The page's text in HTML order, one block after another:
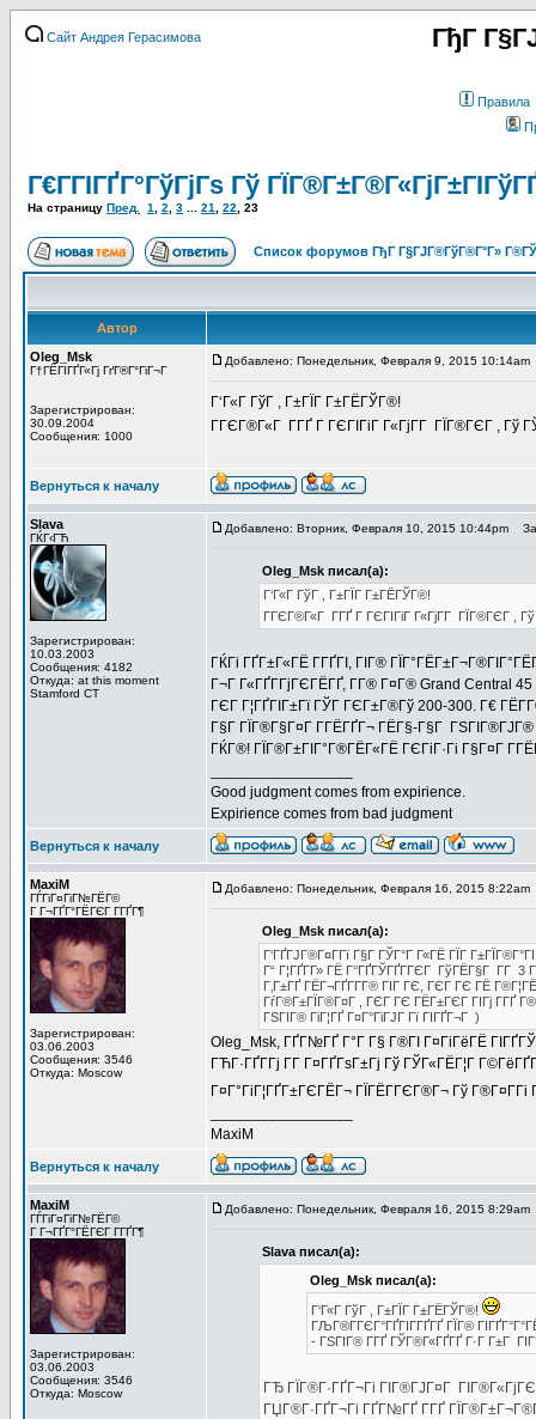
Сайт Андрея Герасимова ГђГ
Правила
Г€Г­ГІГҐГ°ГўГјГѕ Гў
На страницу Пред. 1 2 3 21 22 23
Список форумов ГђГ Г§ГЈГ®ГўГ®Г°Г»
Автор
Oleg_Msk
Г†ГЁГІГҐГ«Гј ГґГ®Г°ГіГ¬Г
Зарегистрирован:
30.09.2004
Сообщения: 1000
Добавлено: Понедельник, Февраля 9, 2015 10:14am
Г‘Г«Г ГўГ , Г±ГЇГ Г±ГЁГЎГ®!
ГГЄГ®Г«Г Г­ГҐ Г ГЄГІГіГ Г«ГјГ­Г ГЇГ®ГЄГ ,
Вернуться к началу
Slava
ГЌГ‹ГЋ
Зарегистрирован:
10.03.2003
Сообщения: 4182
Откуда: at this moment
Stamford CT
Добавлено: Вторник, Февраля 10, 2015 10:44pm
Oleg_Msk писал(а):
Г‘Г«Г ГўГ , Г±ГЇГ Г±ГЁГЎГ®!
ГГЄГ®Г«Г Г­ГҐ Г ГЄГІГіГ Г«ГјГ­Г ГЇГ®ГЄГ ,
ГЌГі ГҐГ±Г«ГЁ Г­ГҐГІ, ГІГ®
Г¬Г Г«ГҐГ­ГјГЄГЁГҐ, Г­Г® Г¤Г® Grand Central 45
ГЄГ Г¦ГҐГІГ±Гї ГЎГ ГЄГ±Г®Гў 200-300. Г€
Г§Г ГЇГ®Г§Г¤Г Г­ГЁГҐГ¬ ГЁГ§-Г§Г
ГЌГ®! ГЇГ®Г±ГІГ°Г®ГЁГ«ГЁ ГЄГіГ·Гі Г§Г¤Г
Good judgment comes from expirience.
Expirience comes from bad judgment
Вернуться к началу
MaxiM
ГЃГіГ¤ГіГ№ГЁГ©
Г Г¬ГҐГ°ГЁГЄГ Г­ГҐГ¶
Зарегистрирован:
03.06.2003
Сообщения: 3546
Откуда: Moscow
Добавлено: Понедельник, Февраля 16, 2015 8:22am
Oleg_Msk писал(а):
Г‘ГҐГЈГ®Г¤Г­Гї Г§Г ГЎГ°Г Г«ГЁ ГЇГ
Г“ Г¦ГҐГ­Г» ГЁ Г°ГҐГЎГҐГ­ГЄГ ГўГЁГ§Г Г­Г 3
Г‚Г±ГҐ ГЁГ¬ГҐГ­Г­Г® ГІГ ГЄ, ГЄГ ГЄ ГЁ
ГѓГ®Г±ГЇГ®Г¤Г , ГЄГ ГЄ ГЁГ±ГЄГ ГІГј Г­ГҐ
ГЅГІГ® ГіГ¦ГҐ Г¤Г°ГіГЈГ Гї ГІГҐГ¬Г )
Oleg_Msk, ГҐГ№ГҐ Г°Г Г§ Г®ГІ Г¤ГіГёГЁ
ГЋГ·ГҐГ­Гј Г­Г Г¤ГҐГѕГ±Гј Гў ГЎГ«ГЁГ¦Г
Г¤Г°ГіГ¦ГҐГ±ГЄГЁГ¬ ГЇГЁГ­ГЄГ®Г¬ Гў Г®Г¤Г­Гі
MaxiM
Вернуться к началу
MaxiM
ГЃГіГ¤ГіГ№ГЁГ©
Г Г¬ГҐГ°ГЁГЄГ Г­ГҐГ¶
Зарегистрирован:
03.06.2003
Сообщения: 3546
Откуда: Moscow
Добавлено: Понедельник, Февраля 16, 2015 8:29am
Slava писал(а):
Oleg_Msk писал(а):
Г‘Г«Г ГўГ , Г±ГЇГ Г±ГЁГЎГ®!
ГЉГ®Г­ГЄГ°ГҐГІГ­ГҐГҐ ГЇГ®
- ГЅГІГ® Г­ГҐ ГЎГ®Г«ГҐГҐ Г·Г Г±Г
ГЂ ГЇГ®Г·ГҐГ¬Гі ГІГ®ГЈГ¤Г
ГЏГ®Г·ГҐГ¬Гі ГҐГ№ГҐ Г­ГҐ